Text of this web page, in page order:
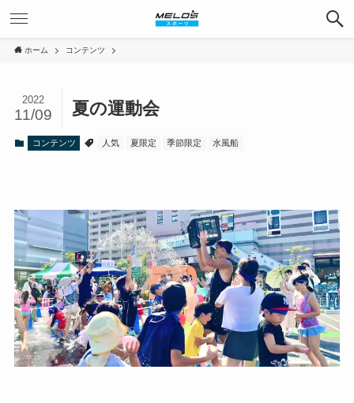
ホーム コンテンツ
夏の運動会
2022
11/09
コンテンツ 人気 夏限定 季節限定 水風船